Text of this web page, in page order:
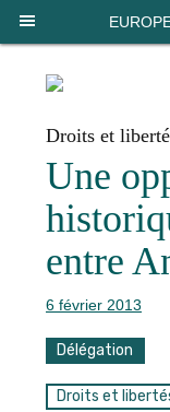
Droits et
Une
entre
6 février 2013
Délégation
Droits et